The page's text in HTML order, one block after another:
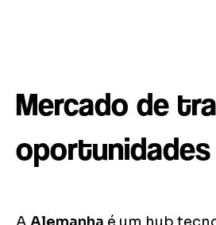
Mercado de
oportunidades